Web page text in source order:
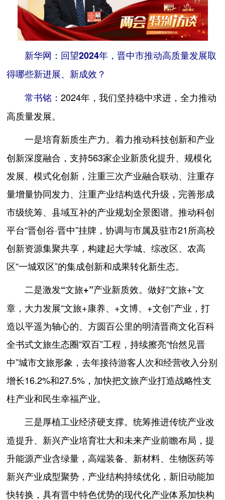
新华网：回望2024年，晋中市推动高质量发展取
得哪些新进展、新成效？
常书铭：2024年，我们坚持稳中求进，全力推动
高质量发展。
一是培育新质生产力。着力推动科技创新和产业
创新深度融合，支持563家企业新质化提升、规模化
发展、模式化创新，注重三次产业融合联动、注重存
量增量协同发力、注重产业结构迭代升级，完善形成
市级统筹、县域互补的产业规划全景图谱。推动科创
平台“晋创谷·晋中”挂牌，协调与市属及驻市21所高校
创新资源集聚共享，构建起大学城、综改区、农高
区“一城双区”的集成创新和成果转化新生态。
二是激发“文旅+”产业新质效。做好“文旅+”文
章，大力发展“文旅+康养、+文博、+文创”产业，打
造以平遥为轴心的、方圆百公里的明清晋商文化百科
全书式文旅生态圈“双百”工程，持续擦亮“怡然见晋
中”城市文旅形象，去年接待游客人次和经营收入分别
增长16.2%和27.5%，加快把文旅产业打造战略性支
柱产业和民生幸福产业。
三是厚植工业经济硬支撑。统筹推进传统产业改
造提升、新兴产业培育壮大和未来产业前瞻布局，提
升能源产业含绿量，高端装备、新材料、生物医药等
新兴产业成型聚势，产业结构持续优化，新旧动能加
快转换，具有晋中特色优势的现代化产业体系加快构